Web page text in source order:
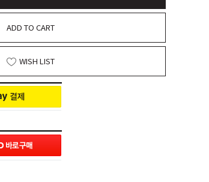
ADD TO CART
WISH LIST